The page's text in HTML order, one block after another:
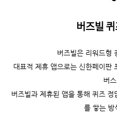
버즈빌
버즈빌은 리워드형
대표적 제휴 앱으로는 신한페이판
버
버즈빌과 제휴된 앱을 통해 퀴즈
를 쌓는 방